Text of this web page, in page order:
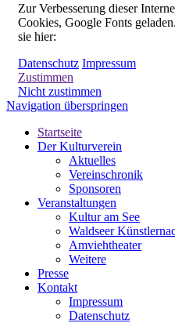
Zur Verbesserung dieser
Cookies, Google Fonts
sie hier:
Datenschutz Impressum
Zustimmen
Nicht zustimmen
Navigation überspringen
Startseite
Der Kulturverein
Aktuelles
Vereinschronik
Sponsoren
Veranstaltungen
Kultur am See
Waldseer
Amviehtheater
Weitere
Presse
Kontakt
Impressum
Datenschutz